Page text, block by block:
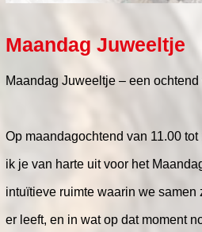
Maandag Juweeltje
Maandag Juweeltje – een ochtend
Op maandagochtend van 11.00
ik je van harte uit voor het
intuïtieve ruimte waarin we samen
er leeft, en in wat op dat moment